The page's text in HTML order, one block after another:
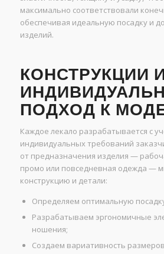
максимально соответствовали
обеспечивая идеальную посадку и
изделий.
КОНСТРУКЦИИ
ПОДХОД К
Каждое лекало разрабатывается с
индивидуальных требований
от предназначения изделия —
промо или повседневная одежда —
конструкцию и детали:
Определяем оптимальную
Разрабатываем эргономичные
ношения;
Создаем вариативность